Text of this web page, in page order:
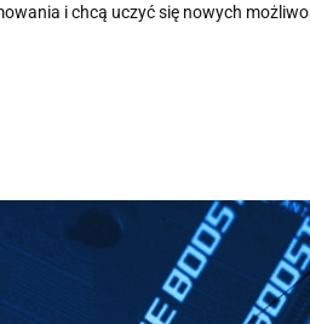
i chcą uczyć się nowych